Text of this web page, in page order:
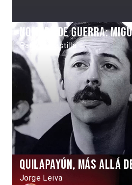
Nombre de Guerra:
Patricio Castilla
Quilapayún, más allá
Jorge Leiva